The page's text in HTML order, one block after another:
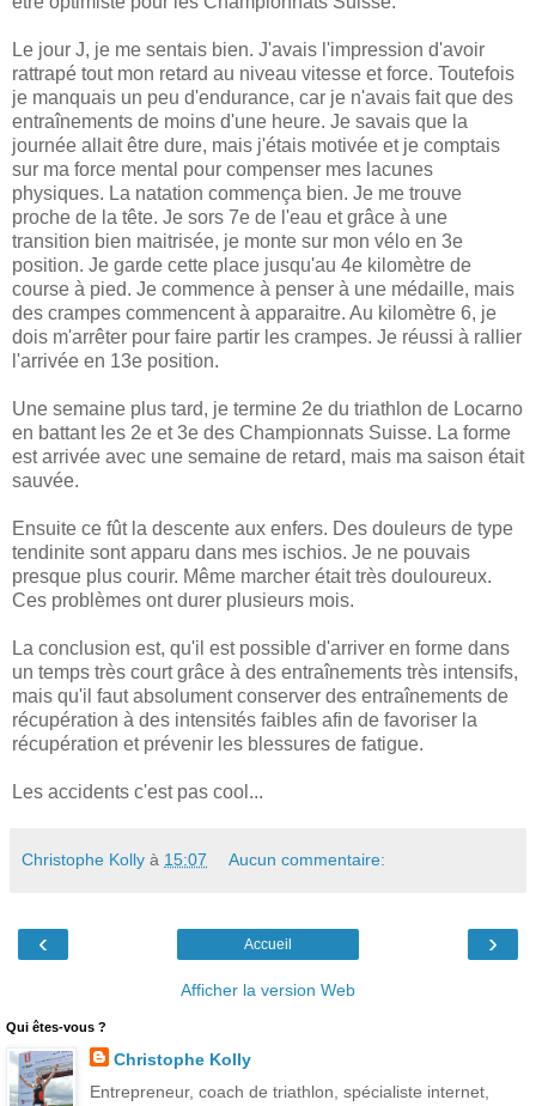
Le jour J, je me sentais bien. J'avais l'impression d'avoir
rattrapé tout mon retard au niveau vitesse et force. Toutefois
je manquais un peu d'endurance, car je n'avais fait que des
entraînements de moins d'une heure. Je savais que la
journée allait être dure, mais j'étais motivée et je comptais
sur ma force mental pour compenser mes lacunes
physiques. La natation commença bien. Je me trouve
proche de la tête. Je sors 7e de l'eau et grâce à une
transition bien maitrisée, je monte sur mon vélo en 3e
position. Je garde cette place jusqu'au 4e kilomètre de
course à pied. Je commence à penser à une médaille, mais
des crampes commencent à apparaitre. Au kilomètre 6, je
dois m'arrêter pour faire partir les crampes. Je réussi à rallier
l'arrivée en 13e position.
Une semaine plus tard, je termine 2e du triathlon de Locarno
en battant les 2e et 3e des Championnats Suisse. La forme
est arrivée avec une semaine de retard, mais ma saison était
sauvée.
Ensuite ce fût la descente aux enfers. Des douleurs de type
tendinite sont apparu dans mes ischios. Je ne pouvais
presque plus courir. Même marcher était très douloureux.
Ces problèmes ont durer plusieurs mois.
La conclusion est, qu'il est possible d'arriver en forme dans
un temps très court grâce à des entraînements très intensifs,
mais qu'il faut absolument conserver des entraînements de
récupération à des intensités faibles afin de favoriser la
récupération et prévenir les blessures de fatigue.
Les accidents c'est pas cool...
Christophe Kolly à 15:07 Aucun commentaire:
‹ ›
Accueil
Afficher la version Web
Qui êtes-vous ?
Christophe Kolly
Entrepreneur, coach de triathlon, spécialiste internet,